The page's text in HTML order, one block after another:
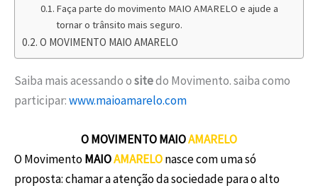
Faça parte do movimento MAIO AMARELO e ajude a
tornar o trânsito mais seguro.
O MOVIMENTO MAIO AMARELO
Saiba mais acessando ositedo Movimento. saiba como
participar:www.maioamarelo.com
O MOVIMENTO MAIOAMARELO
O MovimentoMAIOAMARELOnasce com uma só
proposta: chamar a atenção da sociedade para o alto